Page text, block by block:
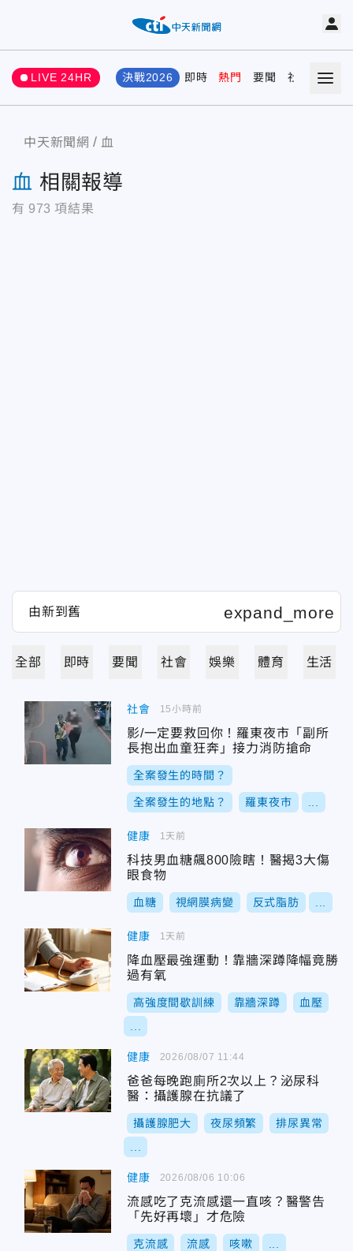
LIVE 24HR 決戰2026 即時 熱門 要聞 社會 娛樂
中天新聞網 血
血 相關報導
有 973 項結果
全部 即時 要聞 社會 娛樂 體育 生活
社會
影/一定要救回你！羅東夜市「副所
長抱出血童狂奔」接力消防搶命
全案發生的時間？
全案發生的地點？ 羅東夜市
15小時前
健康
科技男血糖飆800險瞎！醫揭3大傷
眼食物
血糖 視網膜病變 反式脂肪
1天前
健康
降血壓最強運動！靠牆深蹲降幅竟勝
過有氧
高強度間歇訓練 靠牆深蹲 血壓
1天前
健康
爸爸每晚跑廁所2次以上？泌尿科
醫：攝護腺在抗議了
攝護腺肥大 夜尿頻繁 排尿異常
2026/08/07 11:44
健康
流感吃了克流感還一直咳？醫警告
「先好再壞」才危險
克流感 流感 咳嗽
2026/08/06 10:06